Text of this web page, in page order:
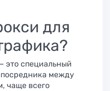
для
это специальный
между
чаще всего